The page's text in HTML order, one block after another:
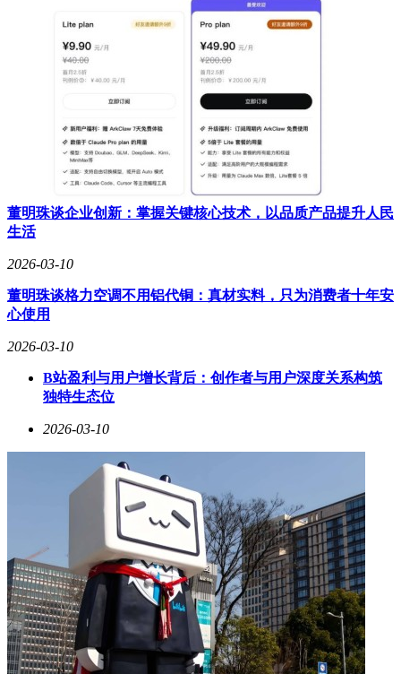
个行业智能化解决方案，发布115个行业智能化样板点实践案
例。同时，华为践行数字包容理念，为全球80多个国家的1.7
亿偏远民众提供联接，让智能时代的数字红利触达更多角落。
华为终端的全场景创新，也让折叠屏、移动影像、运动健康等
技术成果成为全球消费者的选择。
动的运营商开放平台在东南亚多国商用，为运营商数字化转型
提供可复制样本；LPC本地公有云方案落地沙特、印尼、南非
等国，并演进至主权AI智算云；与Alipay+合作的数字钱包
+Super App一站式方案，在哥伦比亚等拉美、非洲、中东地区
落地，构建起本地化的数字生态，为当地数字经济发展注入新
动能。
董明珠谈企业创新：掌握关键核心技术，以品质产品提升人民
生活
2026-03-10
董明珠谈格力空调不用铝代铜：真材实料，只为消费者十年安
心使用
2026-03-10
B站盈利与用户增长背后：创作者与用户深度关系构筑
独特生态位
2026-03-10